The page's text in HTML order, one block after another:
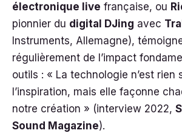
électronique live française, ou
pionnier du digital DJing avec
Instruments, Allemagne),
régulièrement de l’impact
outils : « La technologie n’est rien
l’inspiration, mais elle façonne
notre création » (interview 2022,
Sound Magazine).